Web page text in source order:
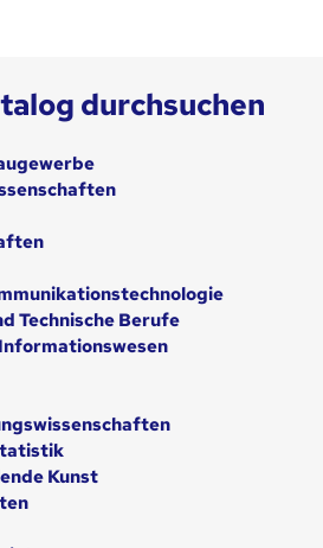
durchsuchen
Technische Berufe
Kunst